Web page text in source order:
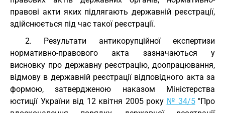
правові акти яких підлягають державній реєстрації,
здійснюється під час такої реєстрації.
2. Результати антикорупційної експертизи
нормативно-правового акта зазначаються у
висновку про державну реєстрацію, доопрацювання,
відмову в державній реєстрації відповідного акта за
формою, затвердженою наказом Міністерства
юстиції України від 12 квітня 2005 року № 34/5"Про